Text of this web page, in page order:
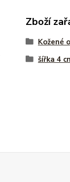
Zboží
Kožené
šířka 4